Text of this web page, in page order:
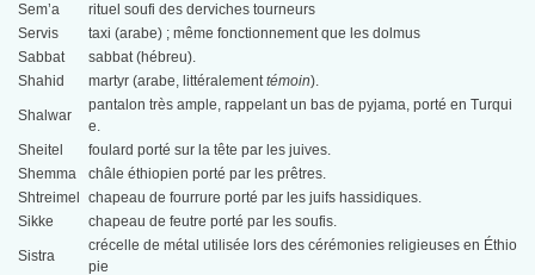
Sem’a
rituel soufi des derviches tourneurs
Servis
taxi (arabe) ; même fonctionnement que les dolmus
Sabbat
sabbat (hébreu).
Shahid
martyr (arabe, littéralementtémoin).
Shalwar
pantalon très ample, rappelant un bas de pyjama, porté en Turqui
e.
Sheitel
foulard porté sur la tête par les juives.
Shemma
châle éthiopien porté par les prêtres.
Shtreimel
chapeau de fourrure porté par les juifs hassidiques.
Sikke
chapeau de feutre porté par les soufis.
Sistra
crécelle de métal utilisée lors des cérémonies religieuses en Éthio
pie